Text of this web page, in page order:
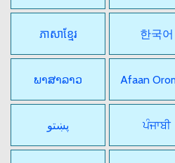
ភាសាខ្មែរ 한국어
ພາສາລາວ Afaan
پښتو ਪੰਜਾਬੀ